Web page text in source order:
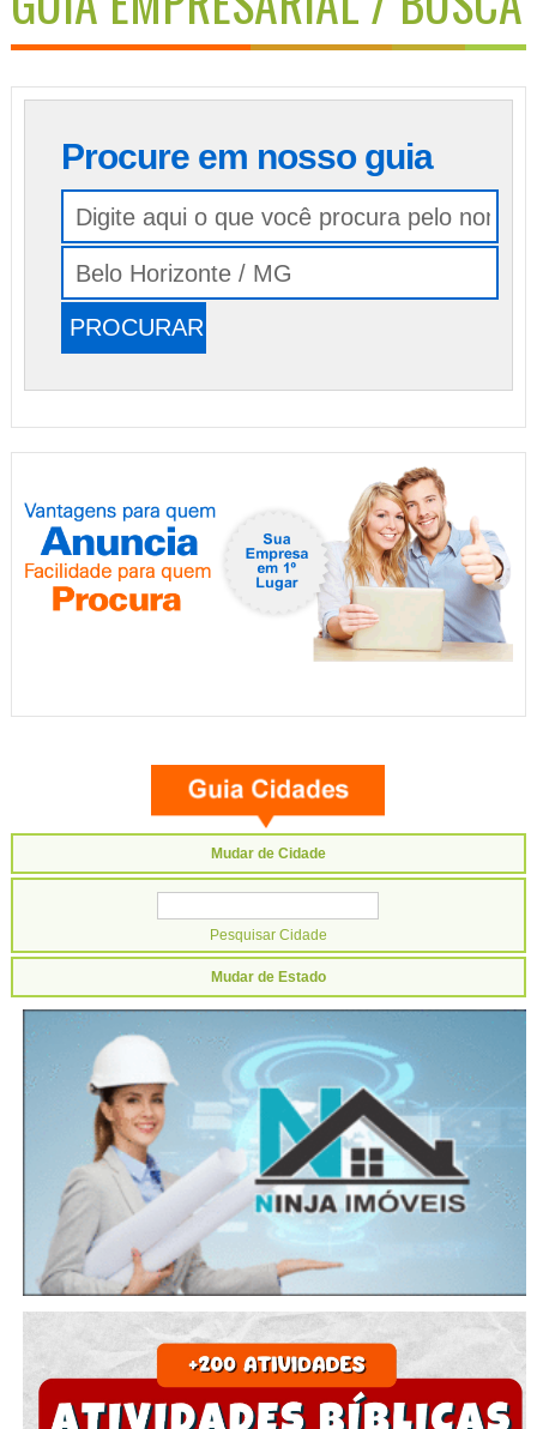
Procure em nosso guia
Mudar de Cidade
Mudar de Estado